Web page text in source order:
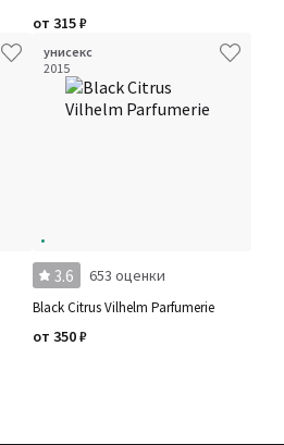
от 315₽
унисекс
2015
3.6 653 оценки
Black Citrus Vilhelm Parfumerie
от 350₽